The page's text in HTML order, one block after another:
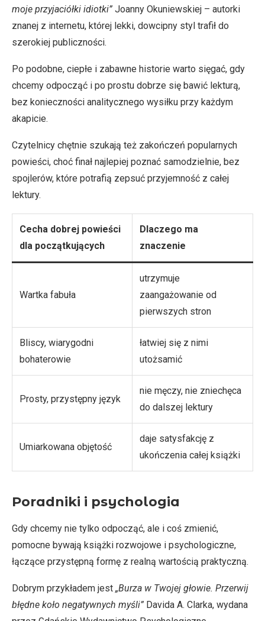
moje przyjaciółki idiotki” Joanny Okuniewskiej – autorki
znanej z internetu, której lekki, dowcipny styl trafił do
szerokiej publiczności.
Po podobne, ciepłe i zabawne historie warto sięgać, gdy
chcemy odpocząć i po prostu dobrze się bawić lekturą,
bez konieczności analitycznego wysiłku przy każdym
akapicie.
Czytelnicy chętnie szukają też zakończeń popularnych
powieści, choć finał najlepiej poznać samodzielnie, bez
spojlerów, które potrafią zepsuć przyjemność z całej
lektury.
Cecha dobrej powieści
dla początkujących
Dlaczego ma
znaczenie
Wartka fabuła
utrzymuje
zaangażowanie od
pierwszych stron
Bliscy, wiarygodni
bohaterowie
łatwiej się z nimi
utożsamić
Prosty, przystępny język
nie męczy, nie zniechęca
do dalszej lektury
Umiarkowana objętość
daje satysfakcję z
ukończenia całej książki
Poradniki i psychologia
Gdy chcemy nie tylko odpocząć, ale i coś zmienić,
pomocne bywają książki rozwojowe i psychologiczne,
łączące przystępną formę z realną wartością praktyczną.
Dobrym przykładem jest „Burza w Twojej głowie. Przerwij
błędne koło negatywnych myśli” Davida A. Clarka, wydana